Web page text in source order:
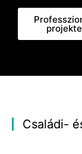
Családi-